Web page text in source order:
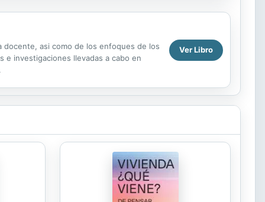
asi como de los enfoques de los
e investigaciones llevadas a cabo en
Ver Libro